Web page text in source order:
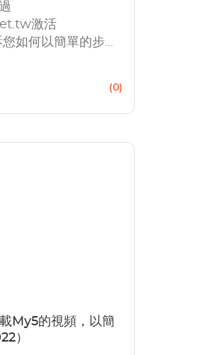
激活
如何以簡單的步驟
(0)
My5的視頻，以簡
）